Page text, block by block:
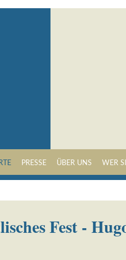
PRESSE ÜBER UNS WER
Fest -